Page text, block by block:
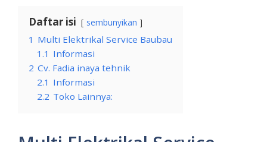
Daftar isi sembunyikan
1 Multi Elektrikal Service Baubau
1.1 Informasi
2 Cv. Fadia inaya tehnik
2.1 Informasi
2.2 Toko Lainnya: